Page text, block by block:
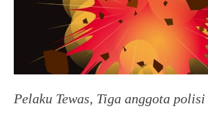
Pelaku Tewas, Tiga anggota